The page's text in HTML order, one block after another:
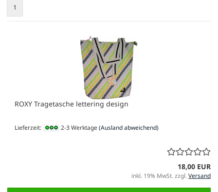
1
ROXY Tragetasche lettering design
Lieferzeit: 2-3 Werktage(Ausland abweichend)
18,00 EUR
inkl. 19% MwSt. zzgl.Versand